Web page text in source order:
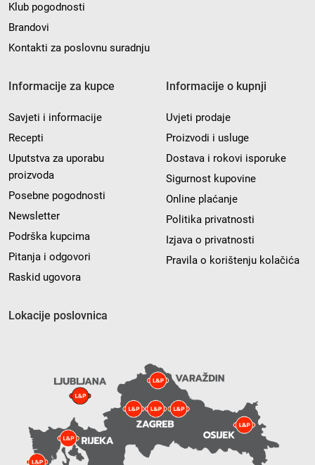
Klub pogodnosti
Brandovi
Kontakti za poslovnu suradnju
Informacije za kupce
Savjeti i informacije
Recepti
Uputstva za uporabu
proizvoda
Posebne pogodnosti
Newsletter
Podrška kupcima
Pitanja i odgovori
Raskid ugovora
Informacije o kupnji
Uvjeti prodaje
Proizvodi i usluge
Dostava i rokovi isporuke
Sigurnost kupovine
Online plaćanje
Politika privatnosti
Izjava o privatnosti
Pravila o korištenju kolačića
Lokacije poslovnica